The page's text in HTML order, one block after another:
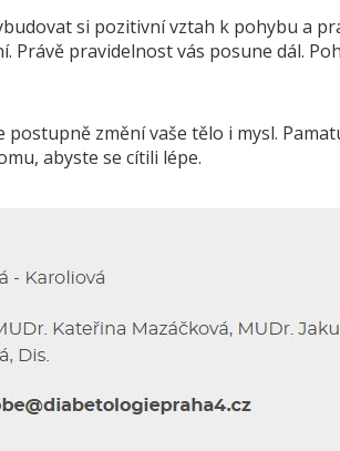
si pozitivní vztah k pohybu a
pravidelnost vás posune dál.
změní vaše tělo i mysl.
abyste se cítili lépe.